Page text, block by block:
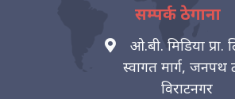
सम्पर्क ठेगाना
ओ.बी. मिडिया प्रा.
स्वागत मार्ग, जनपथ
विराटनगर